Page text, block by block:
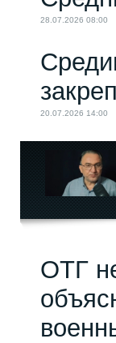
28.07.2026 08:00
20.07.2026 14:00
ОТГ